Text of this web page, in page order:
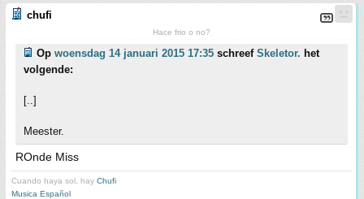
chufi
Hace frio o no?
Op woensdag 14 januari 2015 17:35 schreef Skeletor. het
volgende:
[..]
Meester.
ROnde Miss
Cuando haya sol, hay Chufi
Musica Español